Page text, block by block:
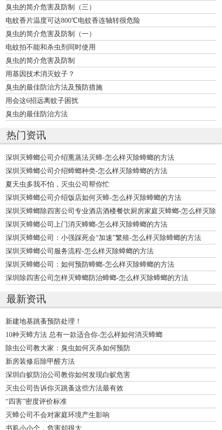
臭虫的简介危害及防制（三）
电蚊香片温度可达800℃电蚊香连轴转很危险
臭虫的简介危害及防制（一）
电蚊拍不能和杀虫剂同时使用
臭虫的简介危害及防制
用基因技术消灭蚊子？
臭虫的最佳防治方法及预防措施
用会这6招远离蚊子困扰
臭虫的最佳防治方法
热门资讯
深圳灭蟑螂公司介绍熏蒸法灭蟑-怎么样灭除蟑螂的方法
深圳灭蟑螂公司介绍蟑螂种类-怎么样灭除蟑螂的方法
夏天虫多我不怕，灭虫公司帮你忙
深圳灭蟑螂公司介绍饭店如何灭蟑-怎么样灭除蟑螂的方法
深圳灭蟑螂除四害公司专业酒店酒楼餐饮厨房家庭灭蟑螂-怎么样灭除
蟑螂的方
深圳灭蟑螂公司上门消灭蟑螂-怎么样灭除蟑螂的方法
深圳灭蟑螂公司：小强踩死会“加速”繁殖-怎么样灭除蟑螂的方法
深圳灭蟑螂公司服务流程-怎么样灭除蟑螂的方法
深圳灭蟑螂公司：如何预防蟑螂-怎么样灭除蟑螂的方法
深圳除四害公司怎样灭蟑螂防治蟑螂-怎么样灭除蟑螂的方法
最新资讯
新建地基跳蚤预防处理！
10种灭蟑方法 总有一款适合你-怎么样如何消灭蟑螂
除虫公司教大家：臭虫如何灭杀如何预防
新房装修后除甲醛方法
深圳白蚁防治公司教你如何发现白蚁危害
灭虫公司告诉你灭跳蚤这些方法最有效
“四害”密度评价标准
灭蟑公司不会对家庭环境产生影响
书虱小小个，危害却很大